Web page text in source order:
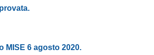
MISE 6 agosto 2020.